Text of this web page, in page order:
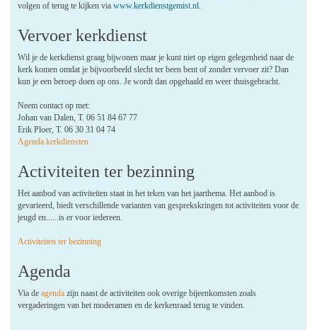
volgen of terug te kijken viawww.kerkdienstgemist.nl.
Vervoer kerkdienst
Wil je de kerkdienst graag bijwonen maar je kunt niet op eigen gelegenheid naar de
kerk komen omdat je bijvoorbeeld slecht ter been bent of zonder vervoer zit? Dan
kun je een beroep doen op ons. Je wordt dan opgehaald en weer thuisgebracht.
Neem contact op met:
Johan van Dalen, T. 06 51 84 67 77
Erik Ploer, T. 06 30 31 04 74
Agenda kerkdiensten
Activiteiten ter bezinning
Het aanbod van activiteiten staat in het teken van het jaarthema. Het aanbod is
gevarieerd, biedt verschillende varianten van gesprekskringen tot activiteiten voor de
jeugd en......is er voor iedereen.
Activiteiten ter bezinning
Agenda
Via deagenda zijn naast de activiteiten ook overige bijeenkomsten zoals
vergaderingen van het moderamen en de kerkenraad terug te vinden.